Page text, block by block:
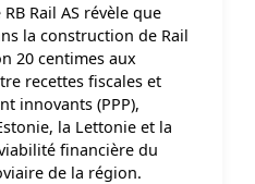
Rail AS révèle que
la construction de Rail
20 centimes aux
recettes fiscales et
innovants (PPP),
la Lettonie et la
financière du
de la région.